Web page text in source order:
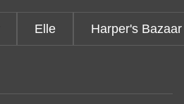
Elle Harper's Bazaar